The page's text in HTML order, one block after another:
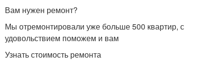
Вам нужен ремонт?
Мы отремонтировали уже больше 500 квартир, с
удовольствием поможем и вам
Узнать стоимость ремонта